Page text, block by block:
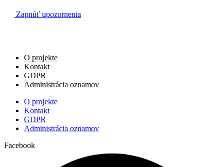
09:30
Za farníkov
Orovnica
11:00
Na úmysel celebranta
Farský kostol
Zapnúť upozornenia
O projekte
Kontakt
GDPR
Administrácia oznamov
O projekte
Kontakt
GDPR
Administrácia oznamov
Facebook